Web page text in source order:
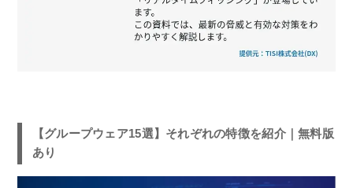
【グループウェア15選】それぞれの特徴を紹介｜無料版
あり